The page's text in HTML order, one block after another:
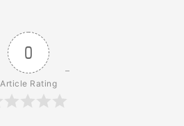
0
Article Rating